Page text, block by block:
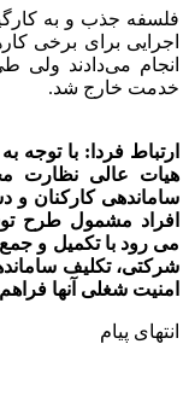
فلسفه جذب و به
اجرایی برای برخی
انجام می‌دادند ولی
خدمت خارج شد.
ارتباط فردا: با
هیات عالی نظارت
ساماندهی کارکنان و
افراد مشمول طرح
می رود با تکمیل و
شرکتی، تکلیف
امنیت شغلی آنها
انتهای پیام